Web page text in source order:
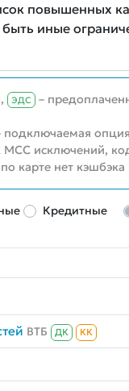
повышенных
иные
ЭДС –
подключаемая
MCC исключений,
карте нет кэшбэка
Кредитные
ВТБ ДК КК